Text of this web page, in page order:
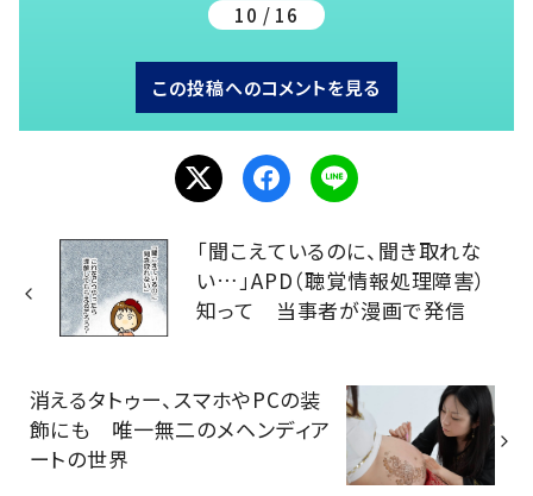
10 / 16
この投稿へのコメントを見る
「聞こえているのに、聞き取れな
い…」APD（聴覚情報処理障害）
知って 当事者が漫画で発信
消えるタトゥー、スマホやPCの装
飾にも 唯一無二のメヘンディア
ートの世界